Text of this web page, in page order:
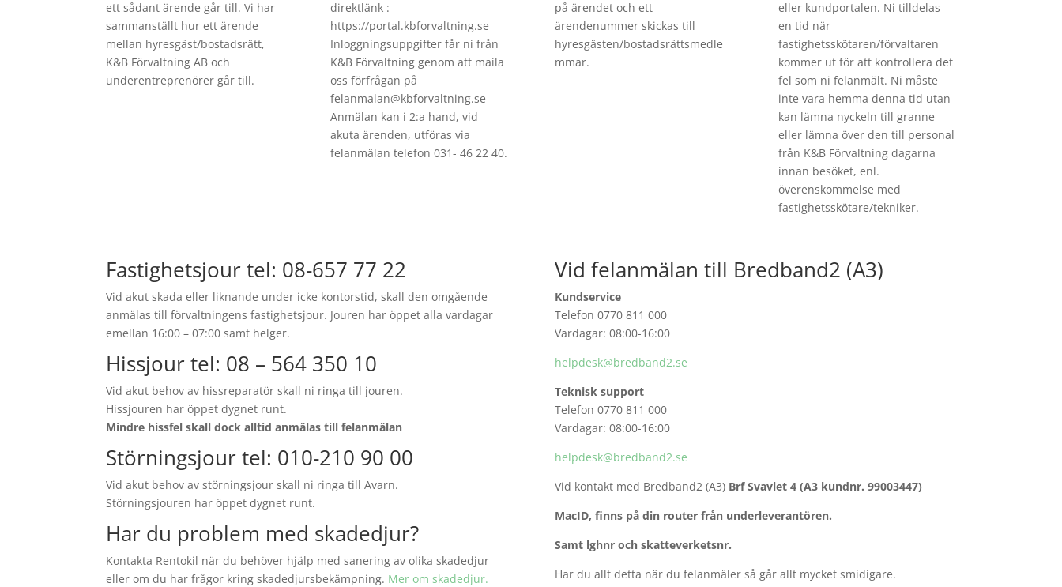
ett sådant ärende går till. Vi har
sammanställt hur ett ärende
mellan hyresgäst/bostadsrätt,
K&B Förvaltning AB och
underentreprenörer går till.
direktlänk :
https://portal.kbforvaltning.se
Inloggningsuppgifter får ni från
K&B Förvaltning genom att maila
oss förfrågan på
felanmalan@kbforvaltning.se
Anmälan kan i 2:a hand, vid
akuta ärenden, utföras via
felanmälan telefon 031- 46 22 40.
på ärendet och ett
ärendenummer skickas till
hyresgästen/bostadsrättsmedle
mmar.
eller kundportalen. Ni tilldelas
en tid när
fastighetsskötaren/förvaltaren
kommer ut för att kontrollera det
fel som ni felanmält. Ni måste
inte vara hemma denna tid utan
kan lämna nyckeln till granne
eller lämna över den till personal
från K&B Förvaltning dagarna
innan besöket, enl.
överenskommelse med
fastighetsskötare/tekniker.
Fastighetsjour tel: 08-657 77 22
Vid akut skada eller liknande under icke kontorstid, skall den omgående
anmälas till förvaltningens fastighetsjour. Jouren har öppet alla vardagar
emellan 16:00 – 07:00 samt helger.
Hissjour tel: 08 – 564 350 10
Vid akut behov av hissreparatör skall ni ringa till jouren.
Hissjouren har öppet dygnet runt.
Mindre hissfel skall dock alltid anmälas till felanmälan
Störningsjour tel: 010-210 90 00
Vid akut behov av störningsjour skall ni ringa till Avarn.
Störningsjouren har öppet dygnet runt.
Har du problem med skadedjur?
Kontakta Rentokil när du behöver hjälp med sanering av olika skadedjur
eller om du har frågor kring skadedjursbekämpning. Mer om skadedjur.
Vid felanmälan till Bredband2 (A3)
Kundservice
Telefon 0770 811 000
Vardagar: 08:00-16:00
helpdesk@bredband2.se
Teknisk support
Telefon 0770 811 000
Vardagar: 08:00-16:00
helpdesk@bredband2.se
Vid kontakt med Bredband2 (A3) Brf Svavlet 4 (A3 kundnr. 99003447)
MacID, finns på din router från underleverantören.
Samt lghnr och skatteverketsnr.
Har du allt detta när du felanmäler så går allt mycket smidigare.